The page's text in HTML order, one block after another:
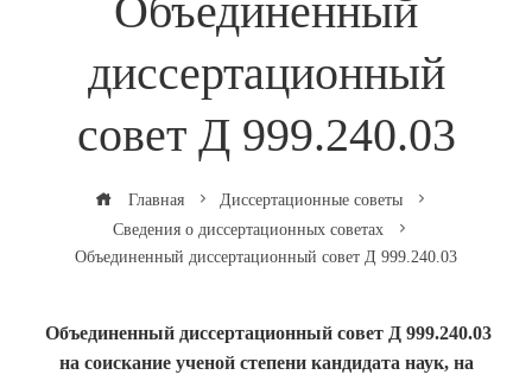
Объединенный
диссертационный
совет Д 999.240.03
Главная
Диссертационные советы
Сведения о диссертационных советах
Объединенный диссертационный совет Д 999.240.03
Объединенный диссертационный совет Д 999.240.03
на соискание ученой степени кандидата наук, на